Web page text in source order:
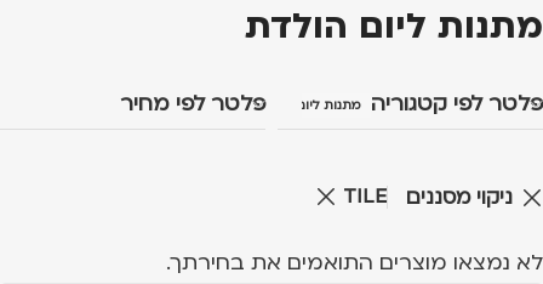
מתנות ליום הולדת
פלטר לפי קטגוריה מתנות ליום הולדתפלטר לפי מחיר
ניקוי מסננים TILE
לא נמצאו מוצרים התואמים את בחירתך.